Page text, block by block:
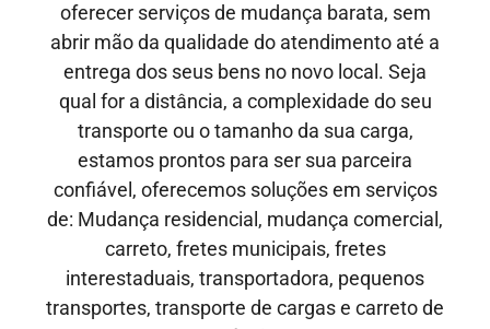
oferecer serviços de mudança barata, sem
abrir mão da qualidade do atendimento até a
entrega dos seus bens no novo local. Seja
qual for a distância, a complexidade do seu
transporte ou o tamanho da sua carga,
estamos prontos para ser sua parceira
confiável, oferecemos soluções em serviços
de: Mudança residencial, mudança comercial,
carreto, fretes municipais, fretes
interestaduais, transportadora, pequenos
transportes, transporte de cargas e carreto de